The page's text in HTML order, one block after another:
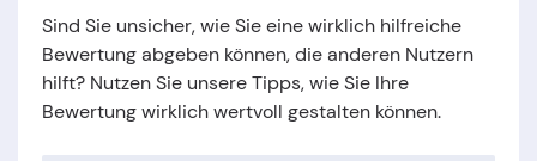
Sind Sie unsicher, wie Sie eine wirklich hilfreiche
Bewertung abgeben können, die anderen Nutzern
hilft? Nutzen Sie unsere Tipps, wie Sie Ihre
Bewertung wirklich wertvoll gestalten können.